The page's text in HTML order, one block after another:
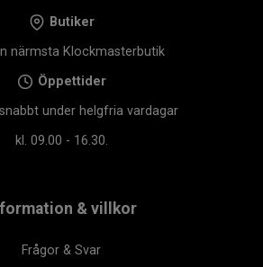
Butiker
närmsta Klockmasterbutik
Öppettider
under helgfria vardagar
kl. 09.00 - 16.30.
& villkor
Frågor & Svar